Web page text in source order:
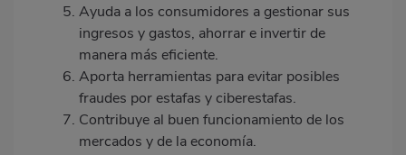
Ayuda a los consumidores a gestionar sus
ingresos y gastos, ahorrar e invertir de
manera más eficiente.
Aporta herramientas para evitar posibles
fraudes por estafas y ciberestafas.
Contribuye al buen funcionamiento de los
mercados y de la economía.